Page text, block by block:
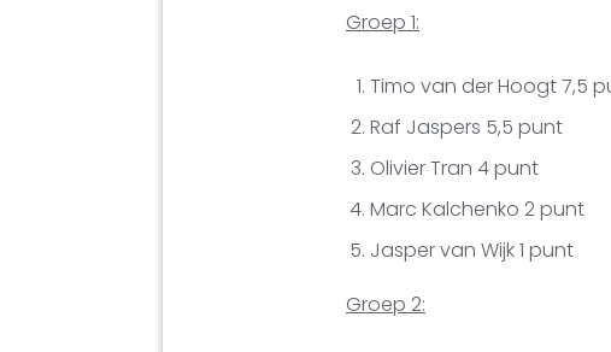
Groep 1:
Timo van der Hoogt 7,5
Raf Jaspers 5,5 punt
Olivier Tran 4 punt
Marc Kalchenko 2 punt
Jasper van Wijk 1 punt
Groep 2: